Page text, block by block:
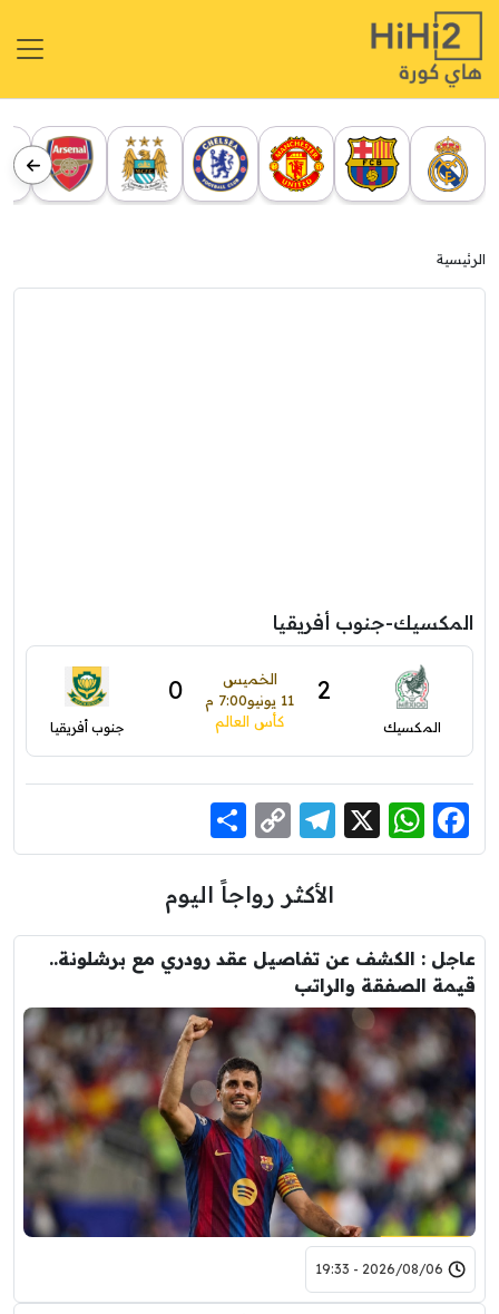
الرئيسية
المكسيك-جنوب أفريقيا
المكسيك
2
الخميس
11 يونيو
7:00 م 0
كأس العالم جنوب أفريقيا
Facebook
WhatsApp
X
Telegram
Copy
Link
الأكثر رواجاً اليوم
عاجل : الكشف عن تفاصيل عقد رودري مع برشلونة..
قيمة الصفقة والراتب
2026/08/06 - 19:33